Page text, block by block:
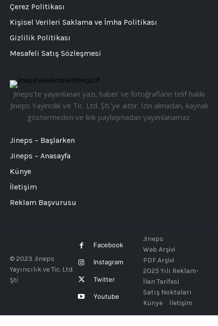
Jineps’te yayımlanan yazı, haber ve fotoğrafların telif hakkı
Jineps Yayıncılık ve Tic. Ltd. Şti.’ye aittir. İzin almadan, kaynak
göstermeden ve link paylaşmadan yayımlanamaz.
Jineps – Başlarken
Jineps – Anasayfa
Künye
İletişim
Reklam Başvurusu
Çerez Politikası
Kişisel Verileri Saklama ve İmha Politikası
Gizlilik Politikası
Mesafeli Satış Sözleşmesi
© 2023 Jineps
Yayıncılık ve Tic. Ltd.
Şti
Facebook
Instagram
Twitter
Youtube
Jineps
Web Arşivi
PDF Arşivi
2025 Yılı Reklam-
İlan Tarifesi
Satış Noktaları
Künye
İletişim